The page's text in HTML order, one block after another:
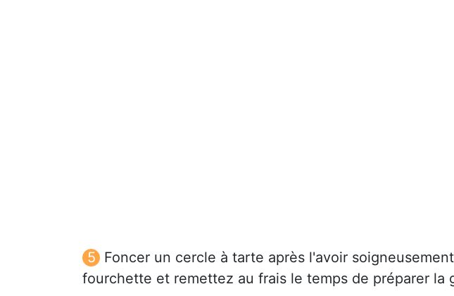
Foncer un cercle à tarte après l'avoir
fourchette et remettez au frais le temps de préparer la